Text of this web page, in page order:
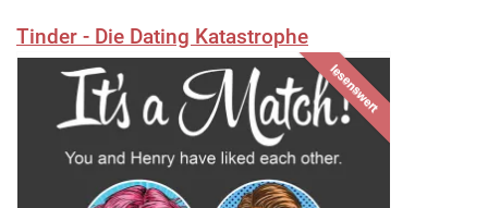
Tinder - Die Dating Katastrophe
lesenswert